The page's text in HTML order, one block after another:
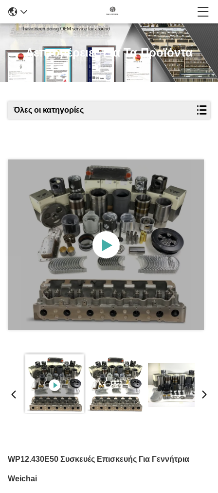
Λεπτομέρειες Για Τα Προϊόντα
Όλες οι κατηγορίες
WP12.430E50 Συσκευές Επισκευής Για Γεννήτρια
Weichai